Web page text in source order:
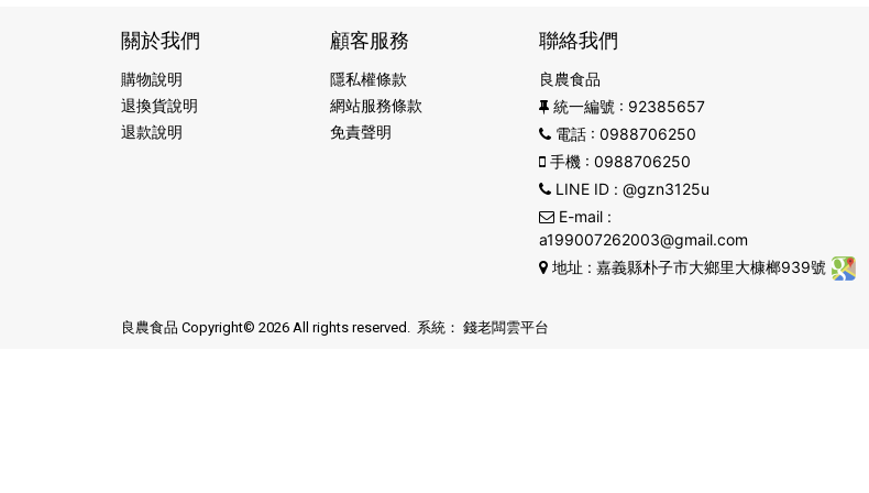
關於我們
購物說明
退換貨說明
退款說明
顧客服務
隱私權條款
網站服務條款
免責聲明
聯絡我們
良農食品
統一編號 : 92385657
電話: 0988706250
手機: 0988706250
LINE ID: @gzn3125u
E-mail:
a199007262003@gmail.com
地址 : 嘉義縣朴子市大鄉里大槺榔939號
良農食品 Copyright© 2026 All rights reserved. 系統： 錢老闆雲平台